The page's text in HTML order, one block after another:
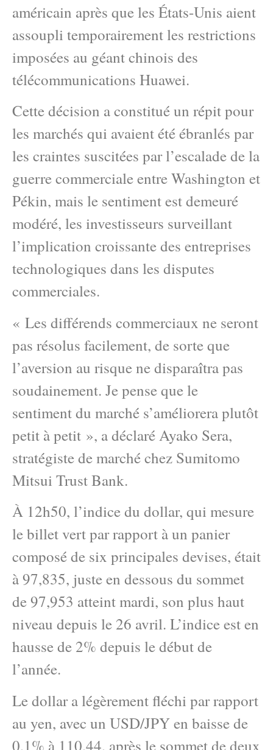
américain après que les États-Unis aient
assoupli temporairement les restrictions
imposées au géant chinois des
télécommunications Huawei.
Cette décision a constitué un répit pour
les marchés qui avaient été ébranlés par
les craintes suscitées par l’escalade de la
guerre commerciale entre Washington et
Pékin, mais le sentiment est demeuré
modéré, les investisseurs surveillant
l’implication croissante des entreprises
technologiques dans les disputes
commerciales.
« Les différends commerciaux ne seront
pas résolus facilement, de sorte que
l’aversion au risque ne disparaîtra pas
soudainement. Je pense que le
sentiment du marché s’améliorera plutôt
petit à petit », a déclaré Ayako Sera,
stratégiste de marché chez Sumitomo
Mitsui Trust Bank.
À 12h50, l’indice du dollar, qui mesure
le billet vert par rapport à un panier
composé de six principales devises, était
à 97,835, juste en dessous du sommet
de 97,953 atteint mardi, son plus haut
niveau depuis le 26 avril. L’indice est en
hausse de 2% depuis le début de
l’année.
Le dollar a légèrement fléchi par rapport
au yen, avec un USD/JPY en baisse de
0,1% à 110,44, après le sommet de deux